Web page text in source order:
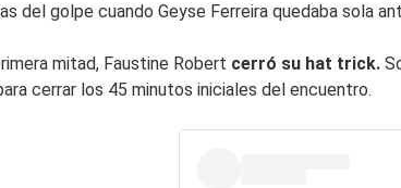
del golpe cuando Geyse Ferreira quedaba sola
mitad, Faustine Robert cerró su hat trick.
cerrar los 45 minutos iniciales del encuentro.